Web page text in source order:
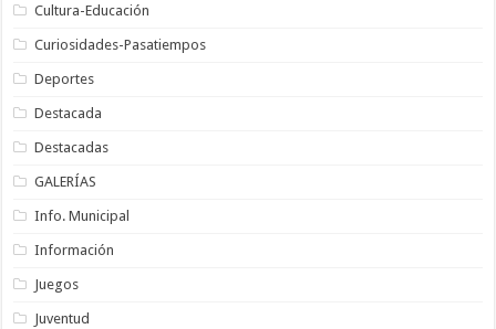
Cultura-Educación
Curiosidades-Pasatiempos
Deportes
Destacada
Destacadas
GALERÍAS
Info. Municipal
Información
Juegos
Juventud